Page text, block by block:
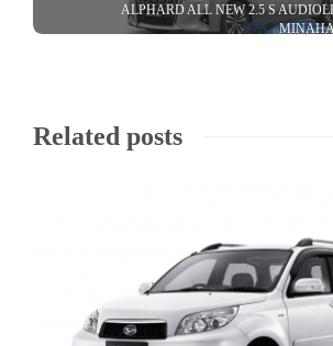
ALPHARD ALL NEW 2.5 S
Related posts